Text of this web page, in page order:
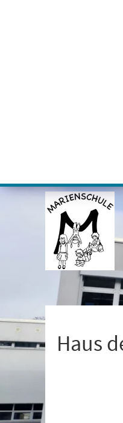
Visuelle
Assistenzsoftware
Haus